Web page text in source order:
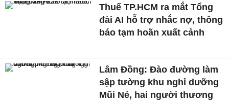
Thuế TP.HCM ra mắt Tổng
đài AI hỗ trợ nhắc nợ, thông
báo tạm hoãn xuất cảnh
Lâm Đồng: Đào đường làm
sập tường khu nghỉ dưỡng
Mũi Né, hai người thương